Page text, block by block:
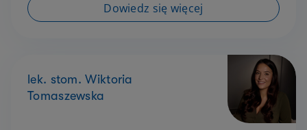
Dowiedz się więcej
lek. stom. Wiktoria
Tomaszewska